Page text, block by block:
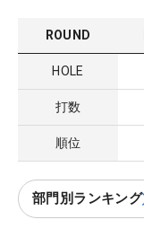
ROUND
HOLE
打数
順位
部門別ランキング